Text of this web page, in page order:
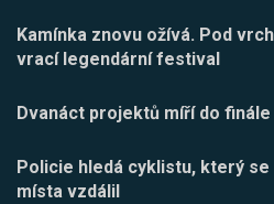
Kamínka znovu ožívá. Pod
vrací legendární festival
Dvanáct projektů míří do finále
Policie hledá cyklistu, který
místa vzdálil